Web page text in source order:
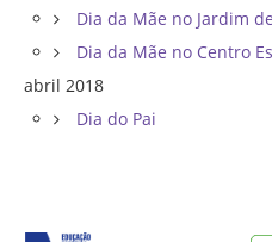
Dia da Mãe no Jardim
Dia da Mãe no Centro
abril 2018
Dia do Pai